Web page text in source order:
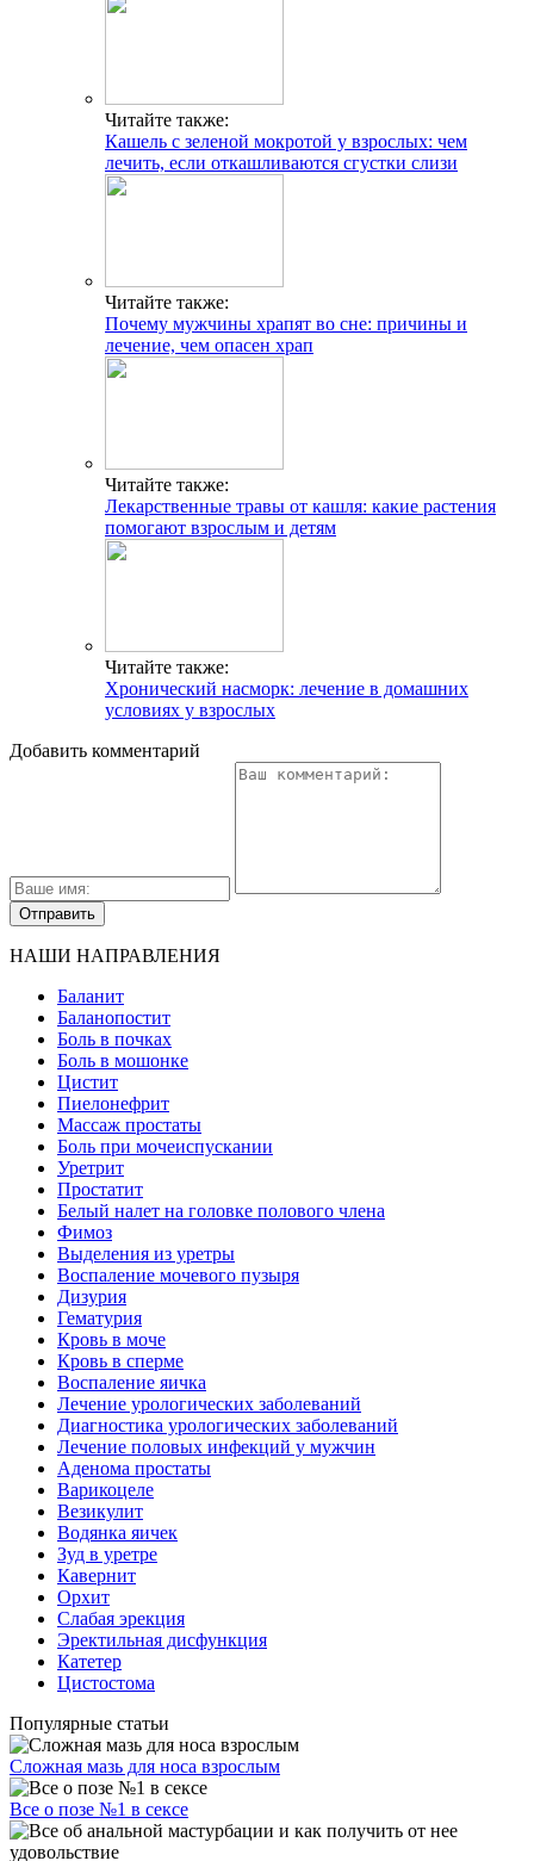
Читайте также:
Кашель с зеленой мокротой у взрослых: чем
лечить, если откашливаются сгустки слизи
Читайте также:
Почему мужчины храпят во сне: причины и
лечение, чем опасен храп
Читайте также:
Лекарственные травы от кашля: какие растения
помогают взрослым и детям
Читайте также:
Хронический насморк: лечение в домашних
условиях у взрослых
Добавить комментарий
НАШИ НАПРАВЛЕНИЯ
Баланит
Баланопостит
Боль в почках
Боль в мошонке
Цистит
Пиелонефрит
Массаж простаты
Боль при мочеиспускании
Уретрит
Простатит
Белый налет на головке полового члена
Фимоз
Выделения из уретры
Воспаление мочевого пузыря
Дизурия
Гематурия
Кровь в моче
Кровь в сперме
Воспаление яичка
Лечение урологических заболеваний
Диагностика урологических заболеваний
Лечение половых инфекций у мужчин
Аденома простаты
Варикоцеле
Везикулит
Водянка яичек
Зуд в уретре
Кавернит
Орхит
Слабая эрекция
Эректильная дисфункция
Катетер
Цистостома
Популярные статьи
Сложная мазь для носа взрослым
Все о позе №1 в сексе